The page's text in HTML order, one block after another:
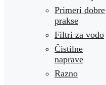
Primeri dobre
prakse
Filtri za vodo
Čistilne
naprave
Razno